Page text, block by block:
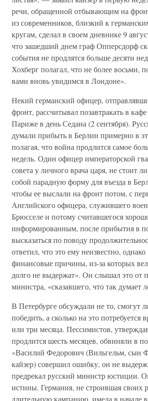
речи, обращенной отбывающим на
из современников, близкий к
кругам, сделал в своем дневнике 9
что зашедший днем граф Опперсдорф
события не продлятся больше десяти
Хохберг полагал, что не более восьми,
вами вновь увидимся в Лондоне».
Некий германский офицер,
фронт, рассчитывал позавтракать в
Париже в день Седана (2 сентября).
думали прибыть в Берлин примерно в
полагая, что война продлится самое
недель. Один офицер императорской
совета у личного врача царя, не стоит
собой парадную форму для въезда в
чтобы ее выслали на фронт потом, с
Английского офицера, служившего
Брюсселе и потому считавшегося
информированным, после прибытия в
высказаться по поводу
ответил, что это ему неизвестно,
финансовые причины, из-за которых
долго не выдержат». Он слышал это от
министра, «сказавшего, что так думает
В Петербурге обсуждали не то, смогут
победить, а сколько на это
или три месяца. Пессимистов,
продлится шесть месяцев, обвиняли в
«Василий Федорович (Вильгельм, сын
кайзер) совершил ошибку, он не
предрекал русский министр юстиции.
истины. Германия, не строившая своих
длительную кампанию, имела в начале